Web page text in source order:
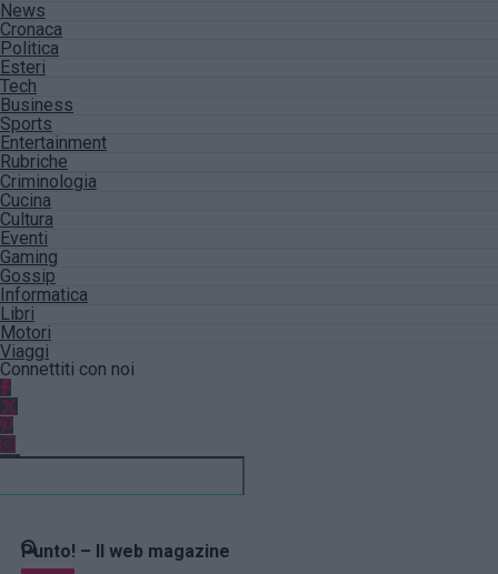
News
Cronaca
Politica
Esteri
Tech
Business
Sports
Entertainment
Rubriche
Criminologia
Cucina
Cultura
Eventi
Gaming
Gossip
Informatica
Libri
Motori
Viaggi
Connettiti con noi
Punto! – Il web magazine